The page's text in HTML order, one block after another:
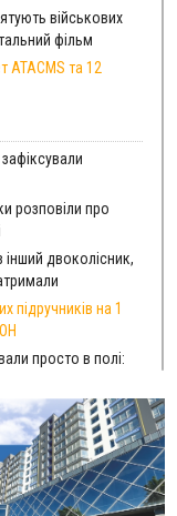
військових
фільм
ATACMS та 12
розповіли про
інший двоколісник,
підручників на 1
просто в полі:
оголосили
озера
загинули
на 600 тисяч за